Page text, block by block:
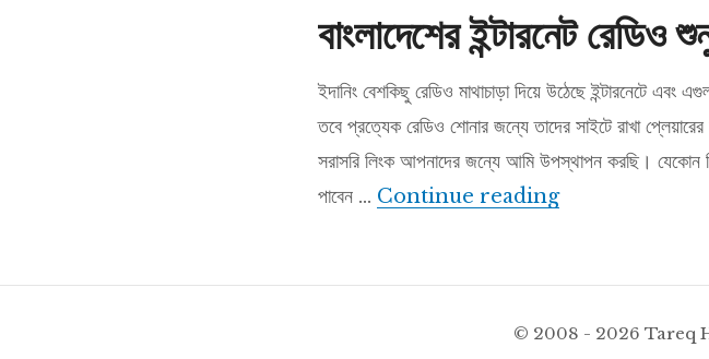
বাংলাদেশের ইন্টারনেট রেডিও
ইদানিং বেশকিছু রেডিও মাথাচাড়া দিয়ে উঠেছে ইন্টারনেটে এবং
তবে প্রত্যেক রেডিও শোনার জন্যে তাদের সাইটে রাখা
সরাসরি লিংক আপনাদের জন্যে আমি উপস্থাপন করছি। যেকোন
পাবেন … Continue readingবাংলাদেশের ইন্টারনেট
© 2008 - 2026 Tareq